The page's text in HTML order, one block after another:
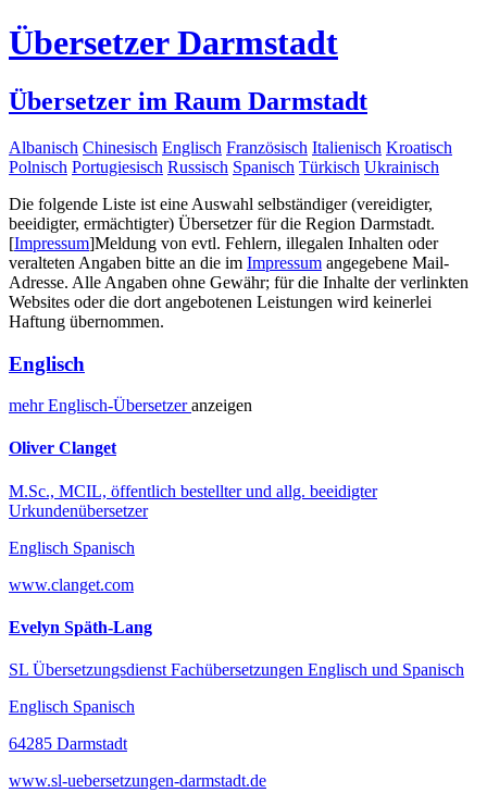
Übersetzer Darmstadt
Übersetzer im Raum Darmstadt
Albanisch Chinesisch Englisch Französisch Italienisch Kroatisch
Polnisch Portugiesisch Russisch Spanisch Türkisch Ukrainisch
Die folgende Liste ist eine Auswahl selbständiger (vereidigter,
beeidigter, ermächtigter) Übersetzer für die Region Darmstadt.
[Impressum]Meldung von evtl. Fehlern, illegalen Inhalten oder
veralteten Angaben bitte an die im Impressum angegebene Mail-
Adresse. Alle Angaben ohne Gewähr; für die Inhalte der verlinkten
Websites oder die dort angebotenen Leistungen wird keinerlei
Haftung übernommen.
Englisch
mehrEnglisch-Übersetzeranzeigen
Oliver Clanget
M.Sc., MCIL, öffentlich bestellter und allg. beeidigter
Urkundenübersetzer
Englisch Spanisch
www.clanget.com
Evelyn Späth-Lang
SL Übersetzungsdienst Fachübersetzungen Englisch und Spanisch
Englisch Spanisch
64285 Darmstadt
www.sl-uebersetzungen-darmstadt.de